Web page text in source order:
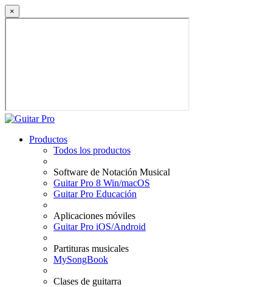
×
Productos
Todos los productos
Software de Notación Musical
Guitar Pro 8 Win/macOS
Guitar Pro Educación
Aplicaciones móviles
Guitar Pro iOS/Android
Partituras musicales
MySongBook
Clases de guitarra